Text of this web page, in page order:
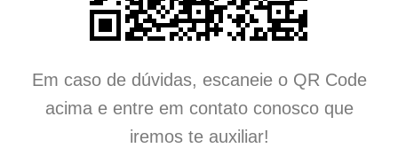
Em caso de dúvidas, escaneie o QR Code
acima e entre em contato conosco que
iremos te auxiliar!